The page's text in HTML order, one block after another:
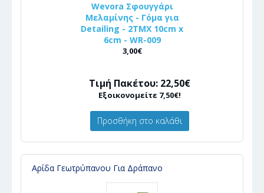
Wevora Σφουγγάρι
Μελαμίνης - Γόμα για
Detailing - 2ΤΜΧ 10cm x
6cm - WR-009
3,00€
Τιμή Πακέτου: 22,50€
Εξοικονομείτε 7,50€!
Προσθήκη στο καλάθι
Αρίδα Γεωτρύπανου Για Δράπανο